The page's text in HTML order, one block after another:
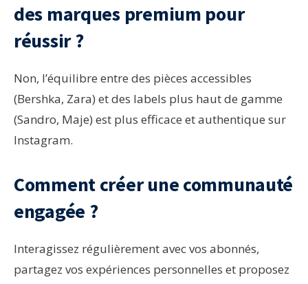
des marques premium pour
réussir ?
Non, l’équilibre entre des pièces accessibles
(Bershka, Zara) et des labels plus haut de gamme
(Sandro, Maje) est plus efficace et authentique sur
Instagram.
Comment créer une communauté
engagée ?
Interagissez régulièrement avec vos abonnés,
partagez vos expériences personnelles et proposez